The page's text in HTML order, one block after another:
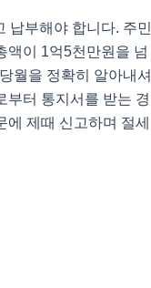
납부해야 합니다. 주민
액이 1억5천만원을 넘
월을 정확히 알아내셔
부터 통지서를 받는 경
제때 신고하며 절세